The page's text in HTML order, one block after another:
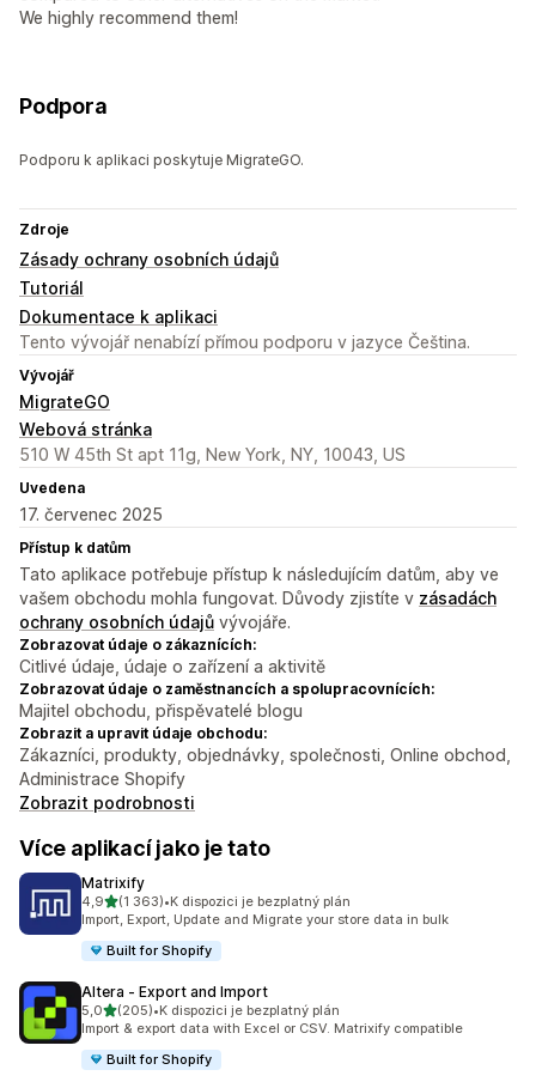
We highly recommend them!
Podpora
Podporu k aplikaci poskytuje MigrateGO.
Zdroje
Zásady ochrany osobních údajů
Tutoriál
Dokumentace k aplikaci
Tento vývojář nenabízí přímou podporu v jazyce Čeština.
Vývojář
MigrateGO
Webová stránka
510 W 45th St apt 11g, New York, NY, 10043, US
Uvedena
17. červenec 2025
Přístup k datům
Tato aplikace potřebuje přístup k následujícím datům, aby ve
vašem obchodu mohla fungovat. Důvody zjistíte v zásadách
ochrany osobních údajů vývojáře.
Zobrazovat údaje o zákaznících:
Citlivé údaje, údaje o zařízení a aktivitě
Zobrazovat údaje o zaměstnancích a spolupracovnících:
Majitel obchodu, přispěvatelé blogu
Zobrazit a upravit údaje obchodu:
Zákazníci, produkty, objednávky, společnosti, Online obchod,
Administrace Shopify
Zobrazit podrobnosti
Více aplikací jako je tato
Matrixify
4,9z 5 hvězd
(1 363)
Celkový počet recenzí: 1363
•K dispozici je bezplatný plán
Import, Export, Update and Migrate your store data in bulk
Built for Shopify
Altera ‑ Export and Import
5,0z 5 hvězd
(205)
Celkový počet recenzí: 205
•K dispozici je bezplatný plán
Import & export data with Excel or CSV. Matrixify compatible
Built for Shopify